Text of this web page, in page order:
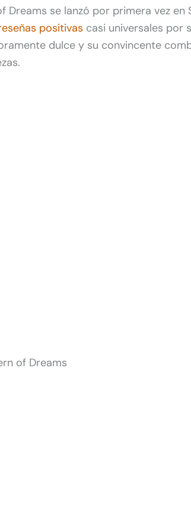
Dreams se lanzó por primera vez en
positivas casi universales por
dulce y su convincente
of Dreams